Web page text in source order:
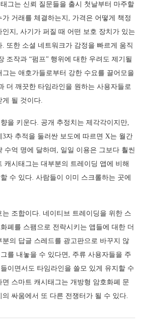
그는 신뢰 질문들을 출시 첫날부터 마주할
거래를 체결하는지, 가격은 어떻게 책정
지, 사기가 퍼질 때 어떤 보호 장치가 있는
또한 소셜 네트워크가 감정을 빠르게 움직
조작과 “펌프” 행위에 대한 우려도 제기될
는 애호가들로부터 강한 수요를 끌어모을
더 깨끗한 타임라인을 원하는 사용자들로
게 될 것이다.
을 키운다. 공개 추정치는 제각각이지만,
3자 추적을 둘러싼 보도에 따르면 X는 월간
수억 명에 달하며, 일일 이용은 그보다 훨씬
캐시태그는 대부분의 트레이딩 앱에 비해
수 있다. 사람들이 이미 스크롤하는 곳에
조합이다. 네이티브 트레이딩을 위한 스
폐를 스팸으로 전락시키는 앱들에 대한 더
의 답글 스레드를 광고판으로 바꾸지 않
를 내놓을 수 있다면, 주류 사용자들을 주
이면서도 타임라인을 쓸모 있게 유지할 수
스마트 캐시태그는 개방형 암호화폐 문
싸움에서 또 다른 전쟁터가 될 수 있다.